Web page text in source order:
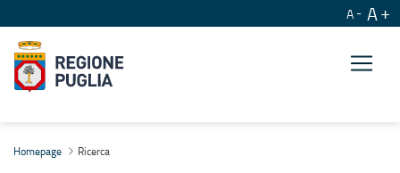
A A
Homepage Ricerca